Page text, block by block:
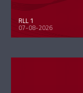
RLL 1
07-08-2026